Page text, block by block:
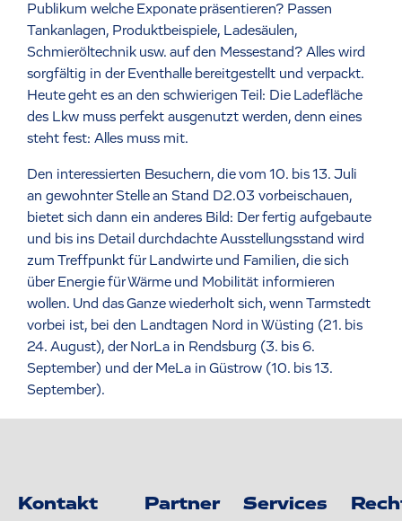
Publikum welche Exponate präsentieren? Passen
Tankanlagen, Produktbeispiele, Ladesäulen,
Schmieröltechnik usw. auf den Messestand? Alles wird
sorgfältig in der Eventhalle bereitgestellt und verpackt.
Heute geht es an den schwierigen Teil: Die Ladefläche
des Lkw muss perfekt ausgenutzt werden, denn eines
steht fest: Alles muss mit.
Den interessierten Besuchern, die vom 10. bis 13. Juli
an gewohnter Stelle an Stand D2.03 vorbeischauen,
bietet sich dann ein anderes Bild: Der fertig aufgebaute
und bis ins Detail durchdachte Ausstellungsstand wird
zum Treffpunkt für Landwirte und Familien, die sich
über Energie für Wärme und Mobilität informieren
wollen. Und das Ganze wiederholt sich, wenn Tarmstedt
vorbei ist, bei den Landtagen Nord in Wüsting (21. bis
24. August), der NorLa in Rendsburg (3. bis 6.
September) und der MeLa in Güstrow (10. bis 13.
September).
Kontakt Partner Services